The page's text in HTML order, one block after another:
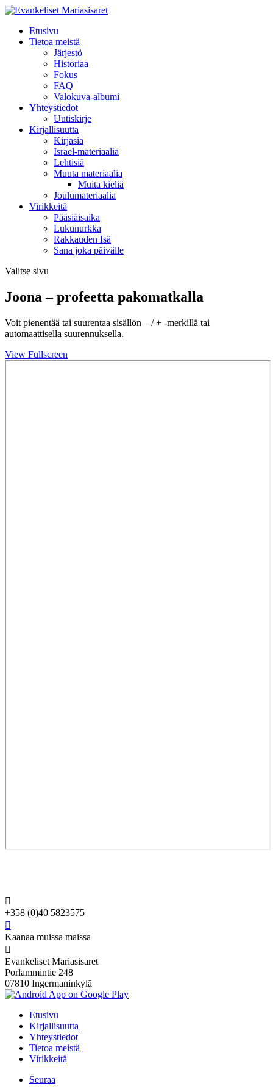
Etusivu
Tietoa meistä
Järjestö
Historiaa
Fokus
FAQ
Valokuva-albumi
Yhteystiedot
Uutiskirje
Kirjallisuutta
Kirjasia
Israel-materiaalia
Lehtisiä
Muuta materiaalia
Muita kieliä
Joulumateriaalia
Virikkeitä
Pääsiäisaika
Lukunurkka
Rakkauden Isä
Sana joka päivälle
Valitse sivu
Joona – profeetta pakomatkalla
Voit pienentää tai suurentaa sisällön – / + -merkillä tai
automaattisella suurennuksella.
View Fullscreen
Skip

+358 (0)40 5823575

Kaanaa muissa maissa

Evankeliset Mariasisaret
Porlammintie 248
07810 Ingermaninkylä
Etusivu
Kirjallisuutta
Yhteystiedot
Tietoa meistä
Virikkeitä
Seuraa